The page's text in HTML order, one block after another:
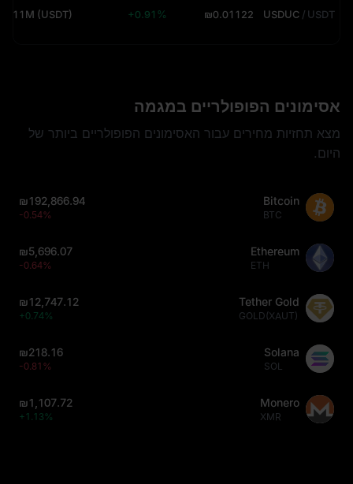
/ USDT
USDUC
₪0.01122
+0.91%
(USDT)
אסימונים הפופולריים במגמה
מצא תחזיות מחירים עבור האסימונים הפופולריים ביותר של
היום.
Bitcoin
BTC
₪192,866.94
-0.54%
Ethereum
ETH
₪5,696.07
-0.64%
Tether Gold
GOLD(XAUT)
₪12,747.12
+0.74%
Solana
SOL
₪218.16
-0.81%
Monero
XMR
₪1,107.72
+1.13%